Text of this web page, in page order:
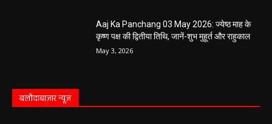
Aaj Ka Panchang 03 May 2026: ज्येष्ठ माह के
कृष्ण पक्ष की द्वितीया तिथि, जानें-शुभ मुहूर्त और राहुकाल
May 3, 2026
बलौदाबाज़ार न्यूज़